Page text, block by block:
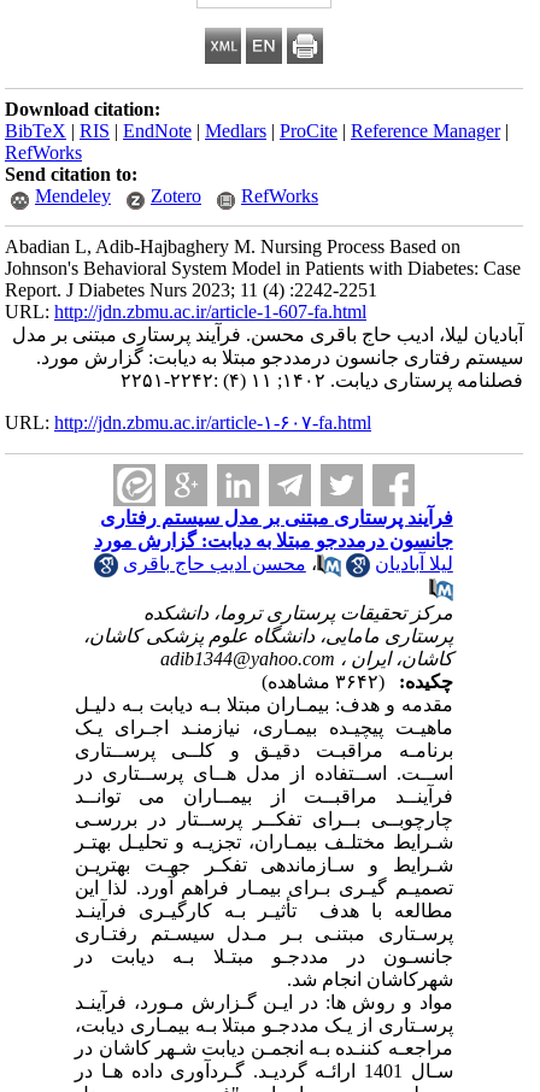
Download citation:
BibTeX |RIS |EndNote |Medlars |ProCite |Reference Manager
RefWorks
Send citation to:
Mendeley
Zotero RefWorks
Abadian L, Adib-Hajbaghery M. Nursing Process Based on
Johnson's Behavioral System Model in Patients with Diabetes: Case
Report. J Diabetes Nurs 2023; 11 (4) :2242-2251
URL:http://jdn.zbmu.ac.ir/article-1-607-fa.html
آبادیان لیلا، ادیب حاج باقری محسن. فرآیند پرستاری مبتنی بر مدل
سیستم رفتاری جانسون درمددجو مبتلا به دیابت: گزارش مورد.
فصلنامه پرستاری دیابت. ۱۴۰۲; ۱۱ (۴) :۲۲۴۲-۲۲۵۱
URL:http://jdn.zbmu.ac.ir/article-۱-۶۰۷-fa.html
فرآیند پرستاری مبتنی بر مدل سیستم رفتاری
جانسون درمددجو مبتلا به دیابت: گزارش مورد
لیلا آبادیان
،محسن ادیب حاج باقری
مرکز تحقیقات پرستاری تروما، دانشکده
پرستاری مامایی، دانشگاه علوم پزشکی کاشان،
کاشان، ایران ، adib1344@yahoo.com
چکیده:
مقدمه و هدف: بیمـاران مبتلا بـه دیابت بـه دلیـل
ماهیـت پیچیـده بیمـاری، نیازمنـد اجـرای یـک
برنامـه مراقبـت دقیـق و کلــی پرســتاری
اســت. اســتفاده از مدل هــای پرســتاری در
فرآینــد مراقبــت از بیمــاران می توانــد
چارچوبــی بــرای تفکــر پرســتار در بررسـی
شـرایط مختلـف بیمـاران، تجزیـه و تحلیـل بهتـر
شـرایط و سـازماندهی تفکـر جهـت بهتریـن
تصمیـم گیـری بـرای بیمـار فراهم آورد. لذا این
مطالعه با هدف تأثیـر بـه کارگیـری فرآینـد
پرسـتاری مبتنـی بـر مـدل سیسـتم رفتـاری
جانسـون در مددجـو مبتـلا بـه دیابت در
شهرکاشان انجام شد.
مواد و روش ها: در ایـن گـزارش مـورد، فرآینـد
پرسـتاری از یـک مددجـو مبتلا بـه بیمـاری دیابت،
مراجعـه کننـده بـه انجمـن دیابت شـهر کاشان در
سـال 1401 ارائـه گردیـد. گـردآوری داده هـا در